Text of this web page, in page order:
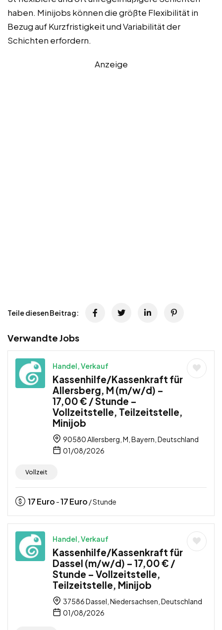
haben. Minijobs können die größte Flexibilität in
Bezug auf Kurzfristigkeit und Variabilität der
Schichten erfordern.
Anzeige
Teile diesen Beitrag:
Verwandte Jobs
Handel, Verkauf
Kassenhilfe/Kassenkraft für
Allersberg, M (m/w/d) –
17,00 € / Stunde –
Vollzeitstelle, Teilzeitstelle,
Minijob
90580 Allersberg, M, Bayern, Deutschland
01/08/2026
Vollzeit
17Euro -17Euro / Stunde
Handel, Verkauf
Kassenhilfe/Kassenkraft für
Dassel (m/w/d) – 17,00 € /
Stunde – Vollzeitstelle,
Teilzeitstelle, Minijob
37586 Dassel, Niedersachsen, Deutschland
01/08/2026